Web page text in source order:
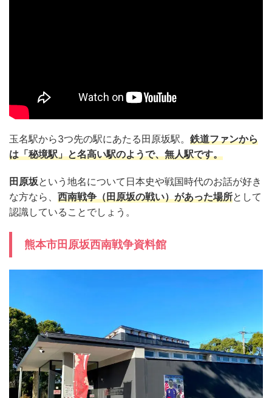
玉名駅から3つ先の駅にあたる田原坂駅。 鉄道ファンから
は「秘境駅」と名高い駅のようで、無人駅です。
田原坂という地名について日本史や戦国時代のお話が好き
な方なら、 西南戦争（田原坂の戦い）があった場所として
認識していることでしょう。
熊本市田原坂西南戦争資料館